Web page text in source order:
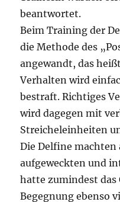
beantwortet.
Beim Training der
die Methode des
angewandt, das
Verhalten wird
bestraft. Richtiges
wird dagegen mit
Streicheleinheiten
Die Delfine machten
aufgeweckten und
hatte zumindest das
Begegnung ebenso